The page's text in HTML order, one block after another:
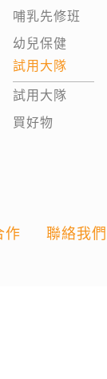
哺乳先修班
幼兒保健
試用大隊
試用大隊
買好物
作 聯絡我們